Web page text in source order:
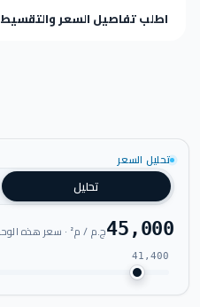
اطلب تفاصيل السعر والتقسيط
تحليل السعر
تحليل
45,000ج.م / م² · سعر هذه الوحدة
41,400